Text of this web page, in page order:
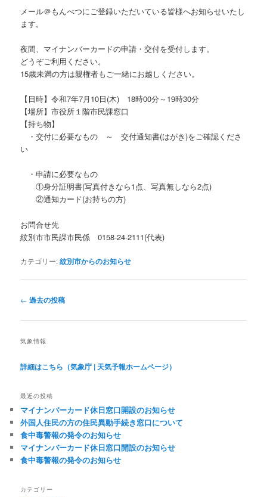
メール＠もんべつにご登録いただいている皆様へお知らせいたし
ます。
夜間、マイナンバーカードの申請・交付を受付します。
どうぞご利用ください。
15歳未満の方は親権者もご一緒にお越しください。
【日時】令和7年7月10日(木) 18時00分～19時30分
【場所】市役所１階市民課窓口
【持ち物】
・交付に必要なもの ～ 交付通知書(はがき)をご確認くださ
い
・申請に必要なもの
①身分証明書(写真付きなら1点、写真無しなら2点)
②通知カード(お持ちの方)
お問合せ先
紋別市市民課市民係 0158‐24‐2111(代表)
カテゴリー:紋別市からのお知らせ
投
ナ
ビ
ー
シ
ン
← 過去の投稿
気象情報
詳細はこちら（気象庁 | 天気予報ホームページ）
最近の投稿
マイナンバーカード休日窓口開設のお知らせ
外国人住民の方の住民異動手続き窓口について
食中毒警報の発令のお知らせ
マイナンバーカード休日窓口開設のお知らせ
食中毒警報の発令のお知らせ
カテゴリー